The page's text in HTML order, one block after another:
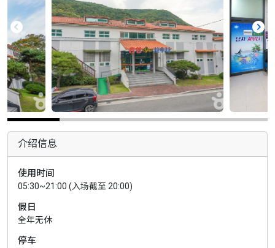
介绍信息
使用时间
05:30~21:00 (入场截至 20:00)
假日
全年无休
停车